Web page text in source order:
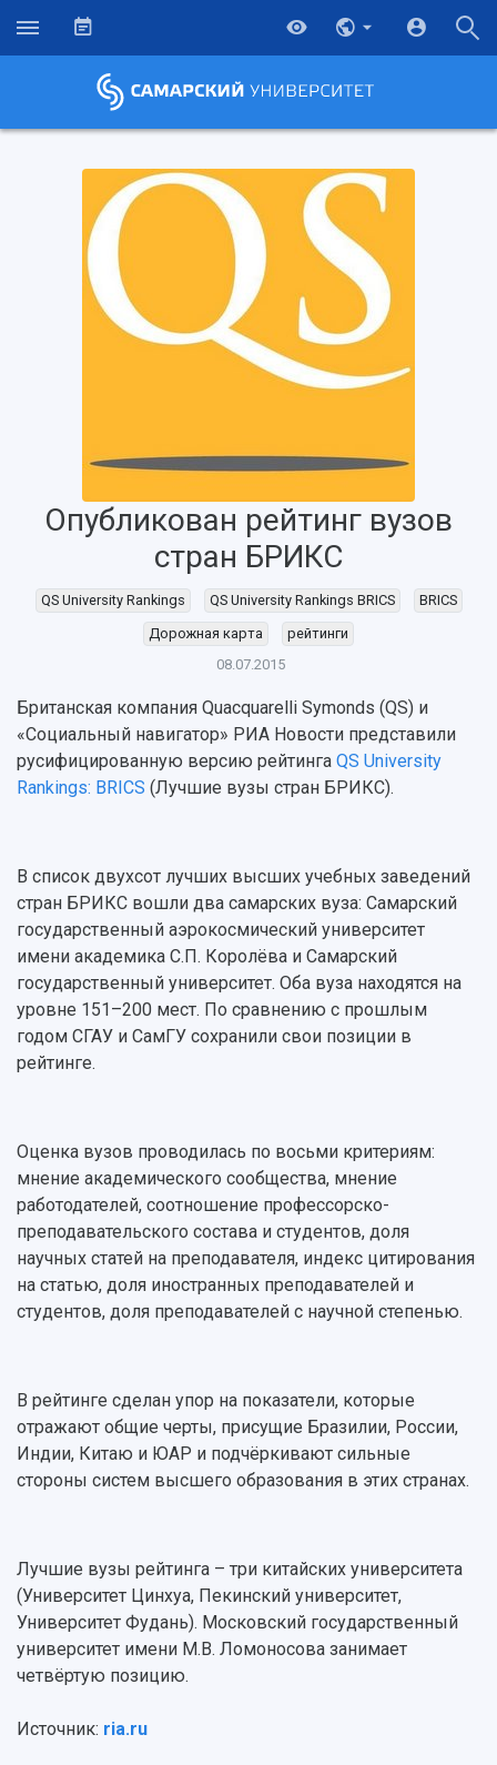
НАЗАД
Об университете
История
Ключевые факты
Руководство
Наблюдательный совет
Попечительский совет
Ученый совет
Персоналии
Сотрудники и преподаватели
Заслуженные деятели
Структура университета
Институты и факультеты
Кафедры
Общественные организации
Институт искусственного интеллекта
Инжиниринговый центр
Аграрный карбоновый полигон
Архив
Фирменный стиль
Кампус
3D-тур по университету
Музеи
Учебный аэродром
Умный дом бабочек
Международный межвузовский кампус
Сведения об образовательной организации
Официальные документы
Главные новости
СМИ об университете
Пресс-центр
Мы в соцсетях
Мультимедиа
Подкасты
Просветительский проект "Одержимы
Образование
Почему я выбираю Самарский университет?
Абитуриенту
Бакалавриат и специалитет
Аспирантура
Формы обучения
Учебные планы
Дополнительное образование
Образовательные программы
Профессорско-преподавательский состав
Расписание занятий
Стипендии
Тестирование иностранных граждан на
знание русского языка, истории России и
Платные образовательные услуги
Скидки на обучение
Подготовительные курсы
Библиотека
Видеолекции
Научно-исследовательская деятельность
Основные научные направления
Научные школы и ведущие научные коллективы
Диссертационные советы
Конкурс на замещение должностей научных
работников
Научно-технический совет
Научные проекты и темы
Справочные материалы
Научная инфраструктура
Научно-исследовательские подразделения
Структурная схема управления научно-
исследовательской деятельностью
Материальная база
Результаты научно-исследовательской
деятельности
Научно-технические разработки
Конкурсы научных проектов и грантов
Областной конкурс "Молодой учёный"
Отчеты о научно-исследовательской
деятельности
Патенты
Публикации и издания
Отчеты о проведенных конференциях
Опубликован рейтинг вузов
стран БРИКС
QS University Rankings QS University Rankings BRICS
BRICS
Дорожная карта
рейтинги
08.07.2015
Британская компания Quacquarelli Symonds (QS) и
«Социальный навигатор» РИА Новости представили
русифицированную версию рейтинга QS University
Rankings: BRICS (Лучшие вузы стран БРИКС).
В список двухсот лучших высших учебных заведений
стран БРИКС вошли два самарских вуза: Самарский
государственный аэрокосмический университет
имени академика С.П. Королёва и Самарский
государственный университет. Оба вуза находятся на
уровне 151–200 мест. По сравнению с прошлым
годом СГАУ и СамГУ сохранили свои позиции в
рейтинге.
Оценка вузов проводилась по восьми критериям:
мнение академического сообщества, мнение
работодателей, соотношение профессорско-
преподавательского состава и студентов, доля
научных статей на преподавателя, индекс цитирования
на статью, доля иностранных преподавателей и
студентов, доля преподавателей с научной степенью.
В рейтинге сделан упор на показатели, которые
отражают общие черты, присущие Бразилии, России,
Индии, Китаю и ЮАР и подчёркивают сильные
стороны систем высшего образования в этих странах.
Лучшие вузы рейтинга – три китайских университета
(Университет Цинхуа, Пекинский университет,
Университет Фудань). Московский государственный
университет имени М.В. Ломоносова занимает
четвёртую позицию.
Источник: ria.ru